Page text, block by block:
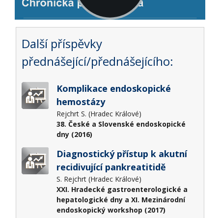
Další příspěvky
přednášející/přednášejícího:
Komplikace endoskopické
hemostázy
Rejchrt S. (Hradec Králové)
38. České a Slovenské endoskopické
dny (2016)
Diagnostický přístup k akutní
recidivující pankreatitidě
S. Rejchrt (Hradec Králové)
XXI. Hradecké gastroenterologické a
hepatologické dny a XI. Mezinárodní
endoskopický workshop (2017)